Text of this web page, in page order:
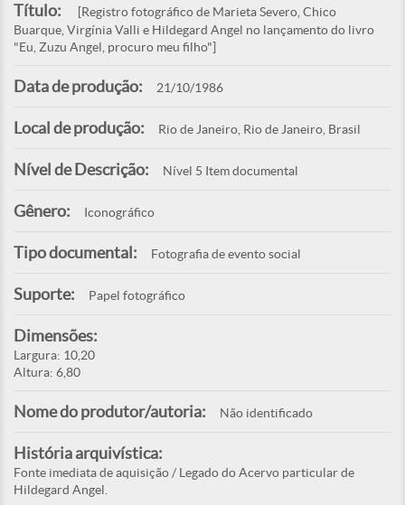
Título:
[Registro fotográfico de Marieta Severo, Chico
Buarque, Virgínia Valli e Hildegard Angel no lançamento do livro
"Eu, Zuzu Angel, procuro meu filho"]
Data de produção: 21/10/1986
Local de produção: Rio de Janeiro, Rio de Janeiro, Brasil
Nível de Descrição: Nível 5 Item documental
Gênero: Iconográfico
Tipo documental: Fotografia de evento social
Suporte: Papel fotográfico
Dimensões:
Largura: 10,20
Altura: 6,80
Nome do produtor/autoria: Não identificado
História arquivística:
Fonte imediata de aquisição / Legado do Acervo particular de
Hildegard Angel.